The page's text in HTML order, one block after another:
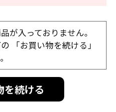
が入っておりません。
「お買い物を続ける」
を続ける